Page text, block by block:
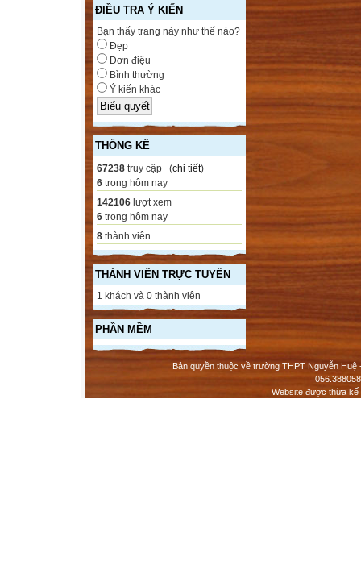
ĐIỀU TRA Ý KIẾN
Bạn thấy trang này như thế nào?
Đẹp
Đơn điệu
Bình thường
Ý kiến khác
THỐNG KÊ
67238 truy cập (chi tiết)
6 trong hôm nay
142106 lượt xem
6 trong hôm nay
8 thành viên
THÀNH VIÊN TRỰC TUYẾN
1 khách và 0 thành viên
PHẦN MỀM
Bản quyền thuộc về trường THPT Nguyễn
Website được thừa